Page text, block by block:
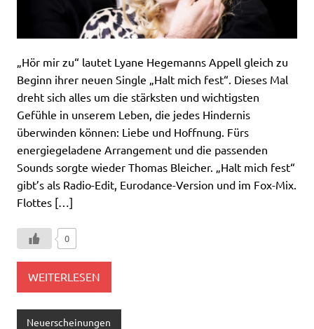
„Hör mir zu“ lautet Lyane Hegemanns Appell gleich zu
Beginn ihrer neuen Single „Halt mich fest“. Dieses Mal
dreht sich alles um die stärksten und wichtigsten
Gefühle in unserem Leben, die jedes Hindernis
überwinden können: Liebe und Hoffnung. Fürs
energiegeladene Arrangement und die passenden
Sounds sorgte wieder Thomas Bleicher. „Halt mich fest“
gibt’s als Radio-Edit, Eurodance-Version und im Fox-Mix.
Flottes […]
0
WEITERLESEN
Neuerscheinungen